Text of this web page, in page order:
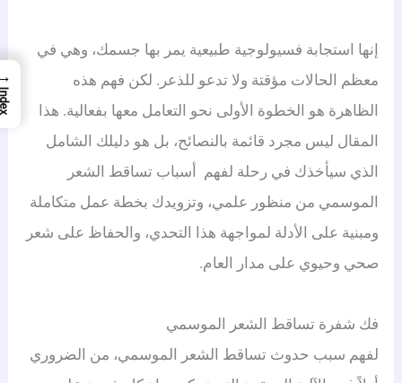
إنها استجابة فسيولوجية طبيعية يمر بها جسمك، وهي في
معظم الحالات مؤقتة ولا تدعو للذعر. لكن فهم هذه
الظاهرة هو الخطوة الأولى نحو التعامل معها بفعالية. هذا
المقال ليس مجرد قائمة بالنصائح، بل هو دليلك الشامل
الذي سيأخذك في رحلة لفهم أسباب تساقط الشعر
الموسمي من منظور علمي، وتزويدك بخطة عمل متكاملة
ومبنية على الأدلة لمواجهة هذا التحدي، والحفاظ على شعر
صحي وحيوي على مدار العام.
فك شفرة تساقط الشعر الموسمي
لفهم سبب حدوث تساقط الشعر الموسمي، من الضروري